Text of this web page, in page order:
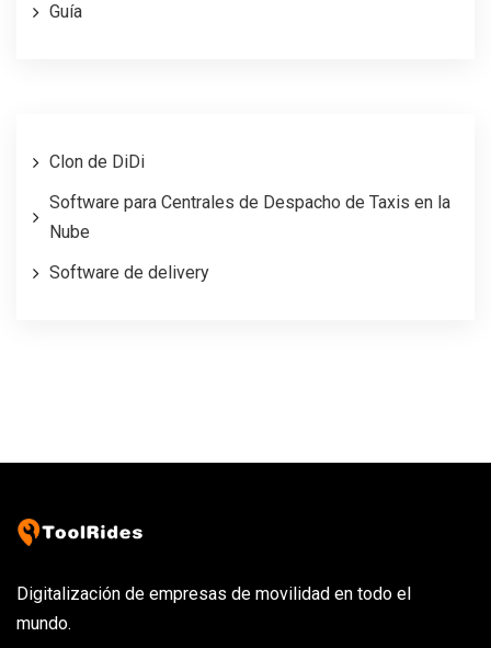
Guía
Clon de DiDi
Software para Centrales de Despacho de Taxis en la
Nube
Software de delivery
Digitalización de empresas de movilidad en todo el
mundo.